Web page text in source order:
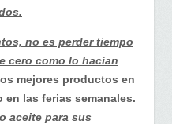
no es perder tiempo
cero como lo hacían
mejores productos en
en las ferias semanales.
aceite para sus